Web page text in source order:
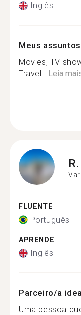
Inglês
Meus
Movies, TV
Travel...Leia
R.
FLUENTE
Português
APRENDE
Inglês
Parceiro/a
Uma pessoa